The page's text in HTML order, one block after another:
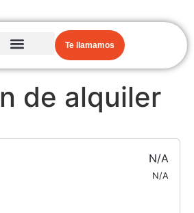
Te llamamos
de alquiler
N/A
N/A